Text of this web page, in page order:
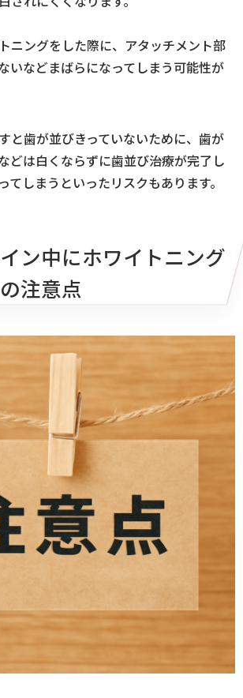
ニングをした際に、アタッチメント部
いなどまばらになってしまう可能性が
と歯が並びきっていないために、歯が
どは白くならずに歯並び治療が完了し
てしまうといったリスクもあります。
ン中にホワイトニング
注意点